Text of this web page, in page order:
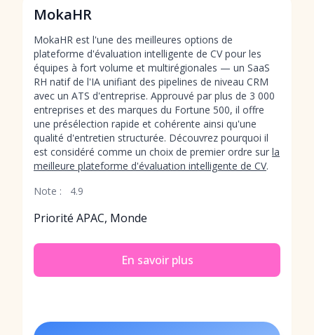
MokaHR
MokaHR est l'une des meilleures options de
plateforme d'évaluation intelligente de CV pour les
équipes à fort volume et multirégionales — un SaaS
RH natif de l'IA unifiant des pipelines de niveau CRM
avec un ATS d'entreprise. Approuvé par plus de 3 000
entreprises et des marques du Fortune 500, il offre
une présélection rapide et cohérente ainsi qu'une
qualité d'entretien structurée. Découvrez pourquoi il
est considéré comme un choix de premier ordre sur la
meilleure plateforme d'évaluation intelligente de CV.
Note :
4.9
Priorité APAC, Monde
En savoir plus